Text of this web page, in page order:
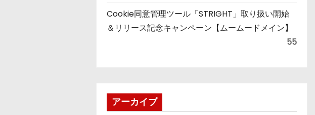
Cookie同意管理ツール「STRIGHT」取り扱い開始
＆リリース記念キャンペーン【ムームードメイン】
55
アーカイブ